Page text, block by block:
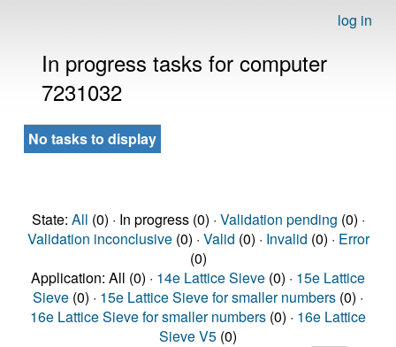
log in
In progress tasks for computer
7231032
No tasks to display
State: All (0) · In progress (0) · Validation pending (0) ·
Validation inconclusive(0) · Valid (0) · Invalid (0) · Error
(0)
Application: All (0) · 14e Lattice Sieve (0) · 15e Lattice
Sieve (0) · 15e Lattice Sieve for smaller numbers (0) ·
16e Lattice Sieve for smaller numbers (0) · 16e Lattice
Sieve V5 (0)